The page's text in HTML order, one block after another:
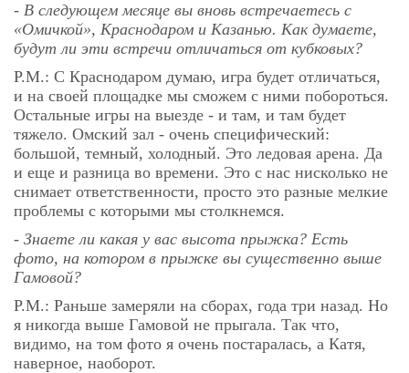
- В следующем месяце вы вновь встречаетесь с
«Омичкой», Краснодаром и Казанью. Как думаете,
будут ли эти встречи отличаться от кубковых?
Р.М.: С Краснодаром думаю, игра будет отличаться,
и на своей площадке мы сможем с ними побороться.
Остальные игры на выезде - и там, и там будет
тяжело. Омский зал - очень специфический:
большой, темный, холодный. Это ледовая арена. Да
и еще и разница во времени. Это с нас нисколько не
снимает ответственности, просто это разные мелкие
проблемы с которыми мы столкнемся.
- Знаете ли какая у вас высота прыжка? Есть
фото, на котором в прыжке вы существенно выше
Гамовой?
Р.М.: Раньше замеряли на сборах, года три назад. Но
я никогда выше Гамовой не прыгала. Так что,
видимо, на том фото я очень постаралась, а Катя,
наверное, наоборот.